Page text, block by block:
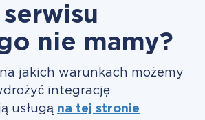
serwisu
nie mamy?
jakich warunkach możemy
integrację
usługą na tej stronie